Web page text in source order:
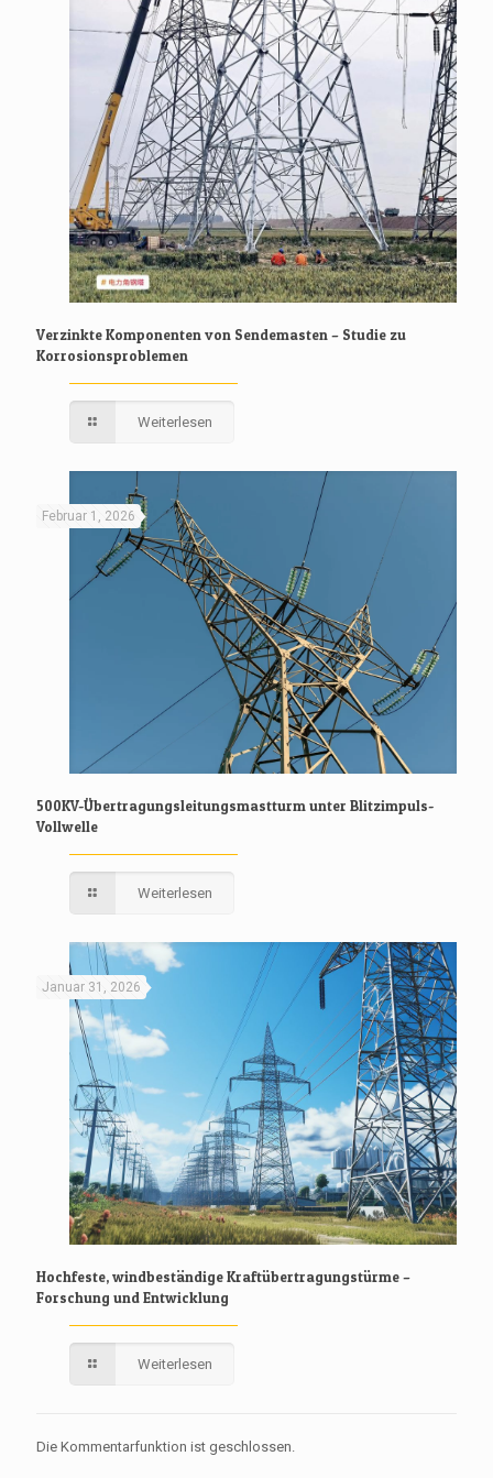
Verzinkte Komponenten von Sendemasten – Studie zu
Korrosionsproblemen
Weiterlesen
Februar 1, 2026
500KV-Übertragungsleitungsmastturm unter Blitzimpuls-
Vollwelle
Weiterlesen
Januar 31, 2026
Hochfeste, windbeständige Kraftübertragungstürme –
Forschung und Entwicklung
Weiterlesen
Die Kommentarfunktion ist geschlossen.